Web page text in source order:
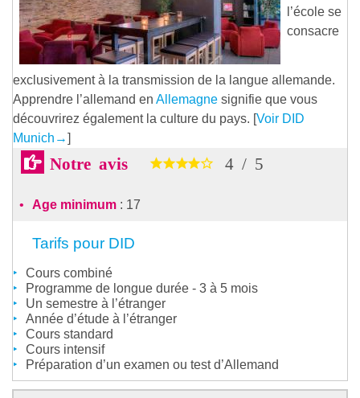
l’école se
consacre
exclusivement à la transmission de la langue allemande.
Apprendre l’allemand en Allemagne signifie que vous
découvrirez également la culture du pays. [Voir DID
Munich →]
Notre avis 4 / 5
Age minimum : 17
Tarifs pour DID
Cours combiné
Programme de longue durée - 3 à 5 mois
Un semestre à l’étranger
Année d’étude à l’étranger
Cours standard
Cours intensif
Préparation d’un examen ou test d’Allemand